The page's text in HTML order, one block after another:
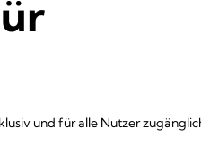
und für alle Nutzer